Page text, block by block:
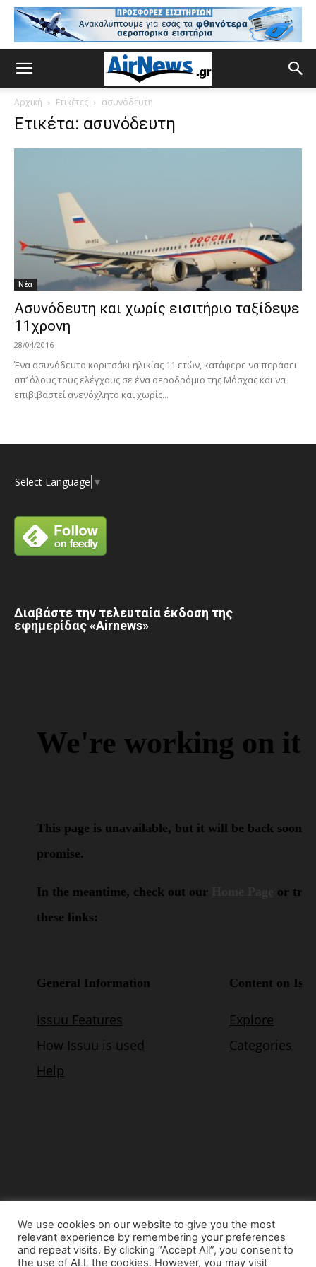
Αρχική Ετικέτες ασυνόδευτη
Ετικέτα: ασυνόδευτη
Νέα
Ασυνόδευτη και χωρίς εισιτήριο ταξίδεψε
11χρονη
28/04/2016
Ένα ασυνόδευτο κοριτσάκι ηλικίας 11 ετών, κατάφερε να περάσει
απ’ όλους τους ελέγχους σε ένα αεροδρόμιο της Μόσχας και να
επιβιβαστεί ανενόχλητο και χωρίς...
Select Language ▼
Διαβάστε την τελευταία έκδοση της
εφημερίδας «Airnews»
© Copyright 2015 - www.airnews.gr
We use cookies on our website to give you the most
relevant experience by remembering your preferences
and repeat visits. By clicking “Accept All”, you consent to
the use of ALL the cookies. However, you may visit